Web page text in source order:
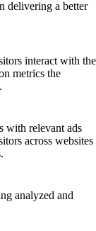
delivering a better
interact with the
metrics the
with relevant ads
across websites
analyzed and